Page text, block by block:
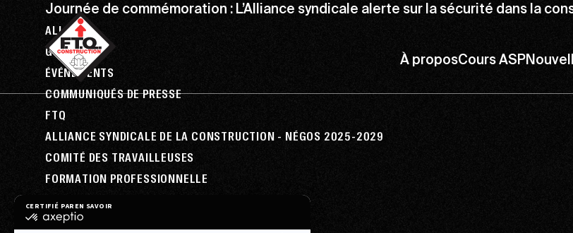
À proposCours ASP
Journée de commémoration : L’Alliance syndicale alerte sur la sécurité dans la
ALL
GÉNÉRAL
ÉVÉNEMENTS
COMMUNIQUÉS DE PRESSE
FTQ
ALLIANCE SYNDICALE DE LA CONSTRUCTION - NÉGOS 2025-2029
COMITÉ DES TRAVAILLEUSES
FORMATION PROFESSIONNELLE
INFO CHANTIER - BALADO
RELATIONS DE TRAVAIL